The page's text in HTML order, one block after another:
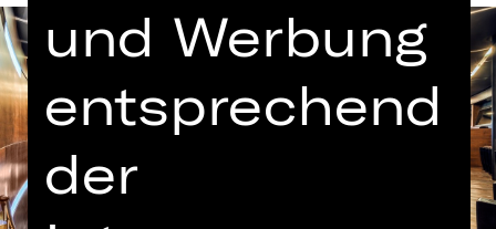
und Werbung
entsprechend
der